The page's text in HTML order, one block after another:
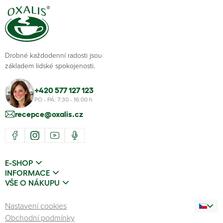
Drobné každodenní radosti jsou
základem lidské spokojenosti.
+420 577 127 123
PO - PÁ: 7:30 - 16:00 h
recepce@oxalis.cz
E-SHOP
INFORMACE
VŠE O NÁKUPU
Nastavení cookies
Obchodní podmínky